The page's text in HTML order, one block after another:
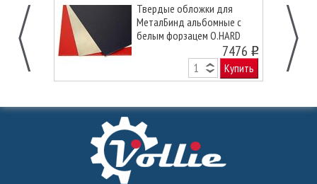
Твердые обложки для
МеталБинд альбомные с
белым форзацем O.HARD
COVER Mundial А4, 217х300
мм с покрытием «кожа» без
окна, красные
7476 o
Купить